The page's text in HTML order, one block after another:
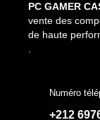
PC GAMER
vente des
de haute
Numéro
+212